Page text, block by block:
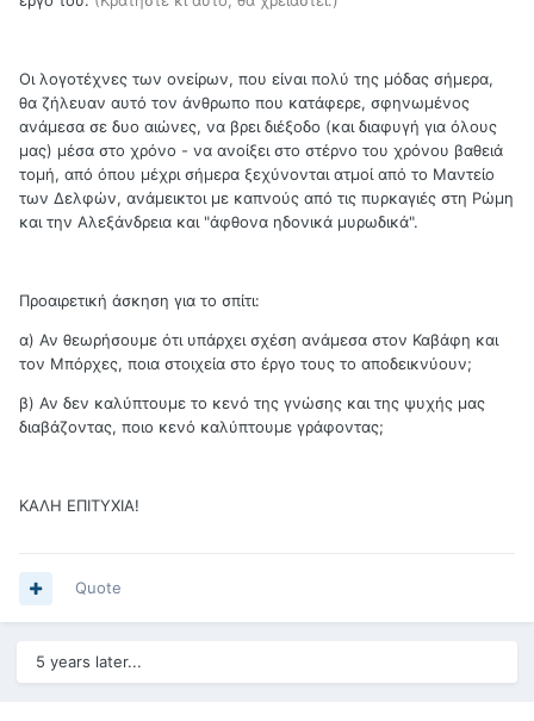
Οι λογοτέχνες των ονείρων, που είναι πολύ της μόδας σήμερα,
θα ζήλευαν αυτό τον άνθρωπο που κατάφερε, σφηνωμένος
ανάμεσα σε δυο αιώνες, να βρει διέξοδο (και διαφυγή για όλους
μας) μέσα στο χρόνο - να ανοίξει στο στέρνο του χρόνου βαθειά
τομή, από όπου μέχρι σήμερα ξεχύνονται ατμοί από το Μαντείο
των Δελφών, ανάμεικτοι με καπνούς από τις πυρκαγιές στη Ρώμη
και την Αλεξάνδρεια και "άφθονα ηδονικά μυρωδικά".
Προαιρετική άσκηση για το σπίτι:
α) Αν θεωρήσουμε ότι υπάρχει σχέση ανάμεσα στον Καβάφη και
τον Μπόρχες, ποια στοιχεία στο έργο τους το αποδεικνύουν;
β) Αν δεν καλύπτουμε το κενό της γνώσης και της ψυχής μας
διαβάζοντας, ποιο κενό καλύπτουμε γράφοντας;
ΚΑΛΗ ΕΠΙΤΥΧΙΑ!
Quote
5 years later...